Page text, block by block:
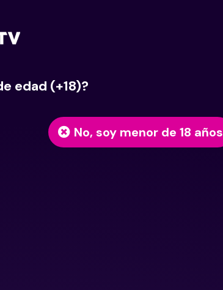
edad (+18)?
No, soy menor de 18 años